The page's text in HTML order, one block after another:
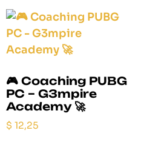
🎮 Coaching PUBG
PC – G3mpire
Academy 🚀
$ 12,25